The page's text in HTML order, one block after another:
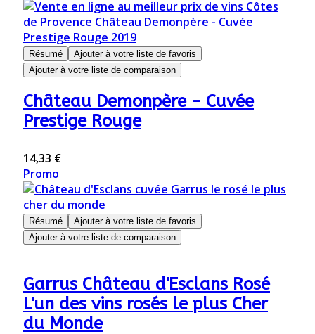
Résumé
Ajouter à votre liste de favoris
Ajouter à votre liste de comparaison
Château Demonpère - Cuvée
Prestige Rouge
14,33 €
Promo
Résumé
Ajouter à votre liste de favoris
Ajouter à votre liste de comparaison
Garrus Château d'Esclans Rosé
L'un des vins rosés le plus Cher
du Monde